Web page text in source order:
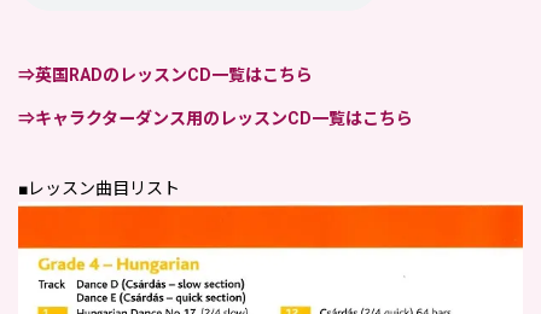
⇒英国RADのレッスンCD一覧はこちら
⇒キャラクターダンス用のレッスンCD一覧はこちら
■レッスン曲目リスト